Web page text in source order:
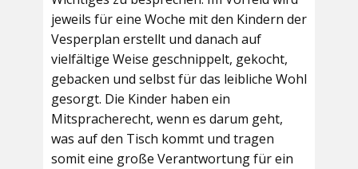
jeweils für eine Woche mit den Kindern der
Vesperplan erstellt und danach auf
vielfältige Weise geschnippelt, gekocht,
gebacken und selbst für das leibliche Wohl
gesorgt. Die Kinder haben ein
Mitspracherecht, wenn es darum geht,
was auf den Tisch kommt und tragen
somit eine große Verantwortung für ein